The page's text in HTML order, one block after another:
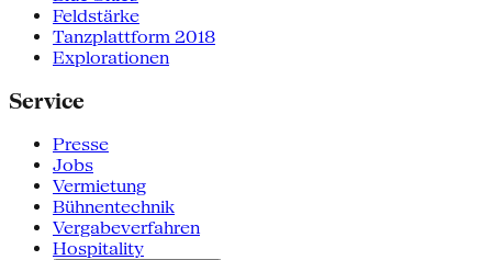
Feldstärke
Tanzplattform 2018
Explorationen
Service
Presse
Jobs
Vermietung
Bühnentechnik
Vergabeverfahren
Hospitality